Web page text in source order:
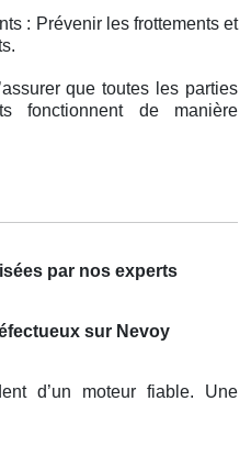
: Prévenir les frottements et
que toutes les parties
fonctionnent de manière
par nos experts
sur Nevoy
d’un moteur fiable. Une